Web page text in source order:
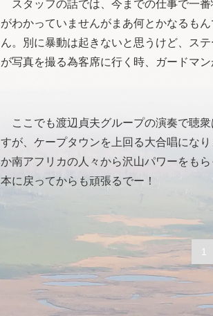
スタッフの話では、今までの仕事で一
がわかっていませんがまあ何とかなるも
ん。別に暴動は起きないと思うけど、ス
が写真を撮る為客席に行く時、ガードマ
ここでも渡辺貞夫グループの演奏で聴
すが、ケープタウンを上回る大合唱にな
か南アフリカの人々から沢山パワーをも
本に戻ってからも頑張るでー！
1